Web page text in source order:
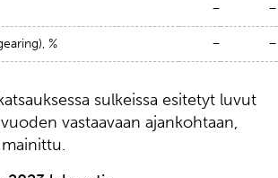
− −
% − −
sulkeissa esitetyt luvut
vastaavaan ajankohtaan,